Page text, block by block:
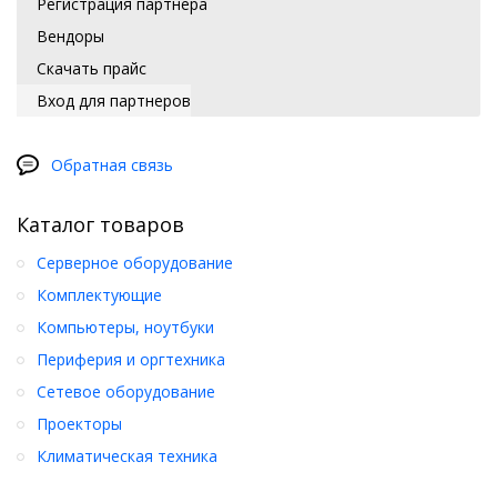
Вендоры
Скачать прайс
Вход для партнеров
Обратная связь
Каталог товаров
Серверное оборудование
Комплектующие
Компьютеры, ноутбуки
Периферия и оргтехника
Сетевое оборудование
Проекторы
Климатическая техника